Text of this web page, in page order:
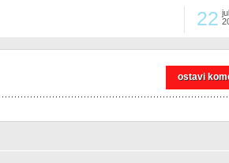
22 jul
ostavi